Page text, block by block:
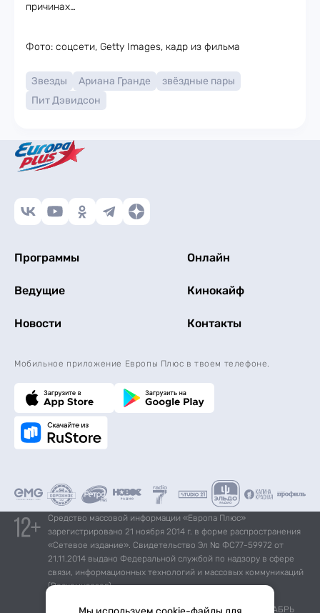
причинах…
Фото: соцсети, Getty Images, кадр из фильма
Звезды Ариана Гранде
звёздные пары
Пит Дэвидсон
Программы Онлайн
Ведущие Кинокайф
Новости Контакты
Мобильное приложение Европы Плюс в твоем телефоне.
Средство массовой информации «Европа Плюс»
зарегистрировано 21 ноября 2014 г. в форме распространения
«Сетевое издание». Свидетельство Эл № ФС77-59972 от
21.11.2014 выдано Федеральной службой по надзору в сфере
связи, информационных технологий и массовых коммуникаций
(Роскомнадзор).
*Mediascope, Radio Index – РОССИЯ 100К+, ИЮЛЬ - ДЕКАБРЬ